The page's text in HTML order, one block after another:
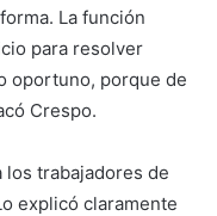
La función
para resolver
oportuno, porque de
Crespo.
los trabajadores de
explicó claramente